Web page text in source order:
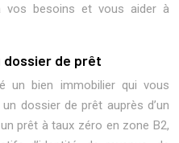
vos besoins et vous aider à
de prêt
un bien immobilier qui vous
dossier de prêt auprès d’un
prêt à taux zéro en zone B2,